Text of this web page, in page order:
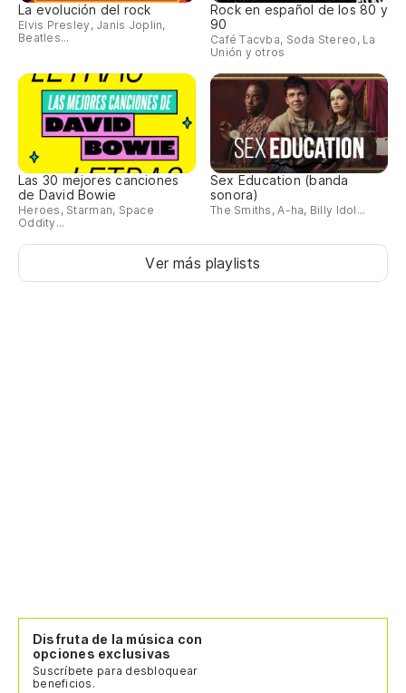
La evolución del rock
Elvis Presley, Janis Joplin,
Beatles...
Rock en español de los 80 y
90
Café Tacvba, Soda Stereo, La
Unión y otros
Las 30 mejores canciones
de David Bowie
Heroes, Starman, Space
Oddity...
Sex Education (banda
sonora)
The Smiths, A-ha, Billy Idol...
Ver más playlists
Disfruta de la música con
opciones exclusivas
Suscríbete para desbloquear
beneficios.